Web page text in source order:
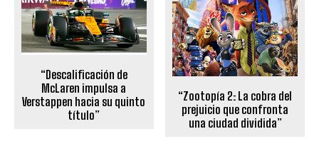
“Descalificación de
McLaren impulsa a
Verstappen hacia su quinto
título”
“Zootopía 2: La cobra del
prejuicio que confronta
una ciudad dividida”